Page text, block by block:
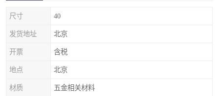
尺寸 40
发货地址 北京
开票 含税
地点 北京
材质 五金相关材料